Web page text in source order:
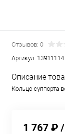
Отзывов: 0
Артикул: 13911114
Описание
Кольцо суппорта
1 767 ₽